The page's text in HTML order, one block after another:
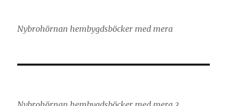
Nybrohörnan hembygdsböcker med mera